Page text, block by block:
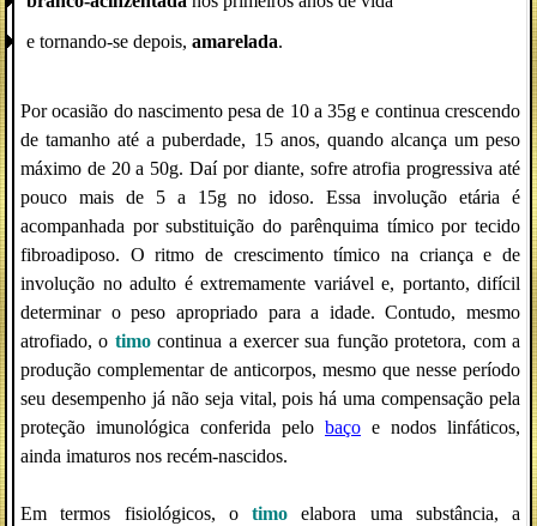
e tornando-se depois, amarelada.
Por ocasião do nascimento pesa de 10 a 35g e continua crescendo
de tamanho até a puberdade, 15 anos, quando alcança um peso
máximo de 20 a 50g. Daí por diante, sofre atrofia progressiva até
pouco mais de 5 a 15g no idoso. Essa involução etária é
acompanhada por substituição do parênquima tímico por tecido
fibroadiposo. O ritmo de crescimento tímico na criança e de
involução no adulto é extremamente variável e, portanto, difícil
determinar o peso apropriado para a idade. Contudo, mesmo
atrofiado, o timocontinua a exercer sua função protetora, com a
produção complementar de anticorpos, mesmo que nesse período
seu desempenho já não seja vital, pois há uma compensação pela
proteção imunológica conferida pelo baço e nodos linfáticos,
ainda imaturos nos recém-nascidos.
Em termos fisiológicos, o timo elabora uma substância, a